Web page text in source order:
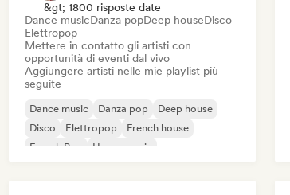
&gt; 1800 risposte date
Dance musicDanza popDeep houseDisco
Elettropop
Mettere in contatto gli artisti con
opportunità di eventi dal vivo
Aggiungere artisti nelle mie playlist più
seguite
Dance music Danza pop
Deep house
Disco
Elettropop
French house
French Pop
House music